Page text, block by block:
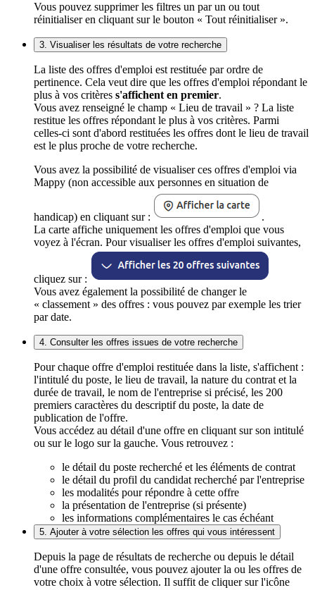
Vous pouvez supprimer les filtres un par un ou tout
réinitialiser en cliquant sur le bouton « Tout réinitialiser ».
3. Visualiser les résultats de votre recherche
La liste des offres d'emploi est restituée par ordre de
pertinence. Cela veut dire que les offres d'emploi répondant le
plus à vos critères s'affichent en premier.
Vous avez renseigné le champ « Lieu de travail » ? La liste
restitue les offres répondant le plus à vos critères. Parmi
celles-ci sont d'abord restituées les offres dont le lieu de travail
est le plus proche de votre recherche.
Vous avez la possibilité de visualiser ces offres d'emploi via
Mappy (non accessible aux personnes en situation de
handicap) en cliquant sur :
.
La carte affiche uniquement les offres d'emploi que vous
voyez à l'écran. Pour visualiser les offres d'emploi suivantes,
cliquez sur :
Vous avez également la possibilité de changer le
« classement » des offres : vous pouvez par exemple les trier
par date.
4. Consulter les offres issues de votre recherche
Pour chaque offre d'emploi restituée dans la liste, s'affichent :
l'intitulé du poste, le lieu de travail, la nature du contrat et la
durée de travail, le nom de l'entreprise si précisé, les 200
premiers caractères du descriptif du poste, la date de
publication de l'offre.
Vous accédez au détail d'une offre en cliquant sur son intitulé
ou sur le logo sur la gauche. Vous retrouvez :
le détail du poste recherché et les éléments de contrat
le détail du profil du candidat recherché par l'entreprise
les modalités pour répondre à cette offre
la présentation de l'entreprise (si présente)
les informations complémentaires le cas échéant
5. Ajouter à votre sélection les offres qui vous intéressent
Depuis la page de résultats de recherche ou depuis le détail
d'une offre consultée, vous pouvez ajouter la ou les offres de
votre choix à votre sélection. Il suffit de cliquer sur l'icône